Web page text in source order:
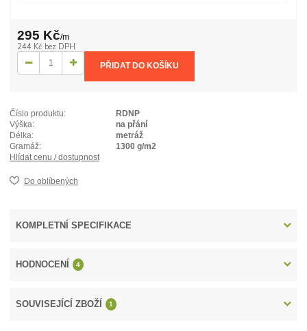
295 Kč/m
244 Kč bez DPH
PŘIDAT DO KOŠÍKU
Číslo produktu:
RDNP
Výška:
na přání
Délka:
metráž
Gramáž:
1300 g/m2
Hlídat cenu / dostupnost
Do oblíbených
KOMPLETNÍ SPECIFIKACE
HODNOCENÍ 4
SOUVISEJÍCÍ ZBOŽÍ 1